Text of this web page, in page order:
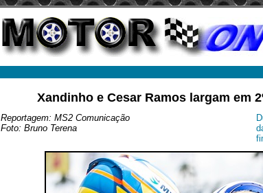
Xandinho e Cesar Ramos largam em
Reportagem: MS2 Comunicação
Foto: Bruno Terena